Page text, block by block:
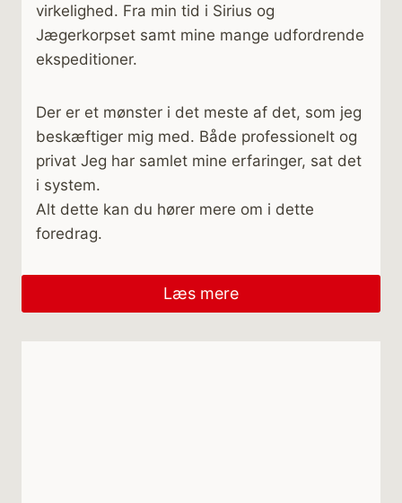
virkelighed. Fra min tid i Sirius og
Jægerkorpset samt mine mange udfordrende
ekspeditioner.
Der er et mønster i det meste af det, som jeg
beskæftiger mig med. Både professionelt og
privat Jeg har samlet mine erfaringer, sat det
i system.
Alt dette kan du hører mere om i dette
foredrag.
Læs mere